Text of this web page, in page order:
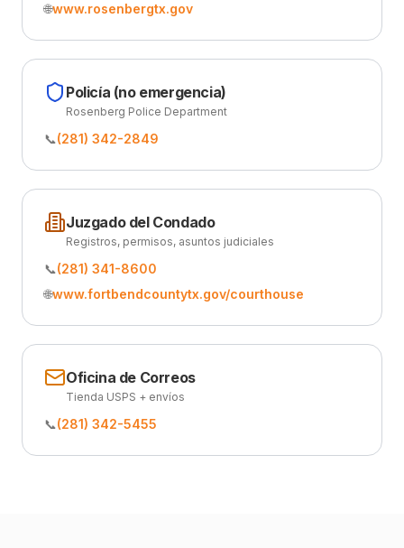
🌐www.rosenbergtx.gov
Policía (no emergencia)
Rosenberg Police Department
📞(281) 342-2849
Juzgado del Condado
Registros, permisos, asuntos judiciales
📞(281) 341-8600
🌐www.fortbendcountytx.gov/courthouse
Oficina de Correos
Tienda USPS + envíos
📞(281) 342-5455